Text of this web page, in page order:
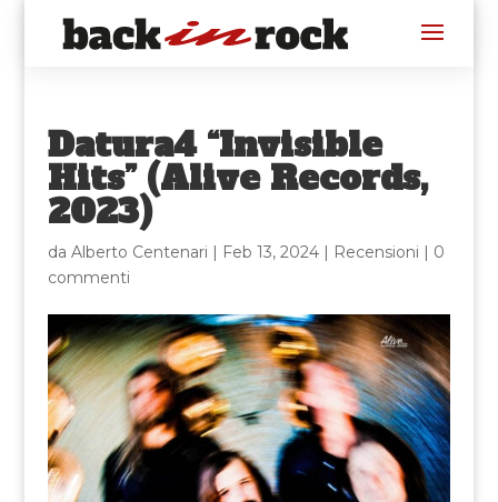
Datura4 “Invisible
Hits” (Alive Records,
2023)
da Alberto Centenari | Feb 13, 2024| Recensioni | 0
commenti